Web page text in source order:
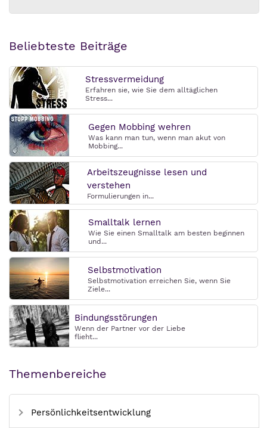
Beliebteste Beiträge
Stressvermeidung
Erfahren sie, wie Sie dem alltäglichen
Stress...
Gegen Mobbing wehren
Was kann man tun, wenn man akut von
Mobbing...
Arbeitszeugnisse lesen und
verstehen
Formulierungen in...
Smalltalk lernen
Wie Sie einen Smalltalk am besten beginnen
und...
Selbstmotivation
Selbstmotivation erreichen Sie, wenn Sie
Ziele...
Bindungsstörungen
Wenn der Partner vor der Liebe
flieht...
Themenbereiche
Persönlichkeitsentwicklung